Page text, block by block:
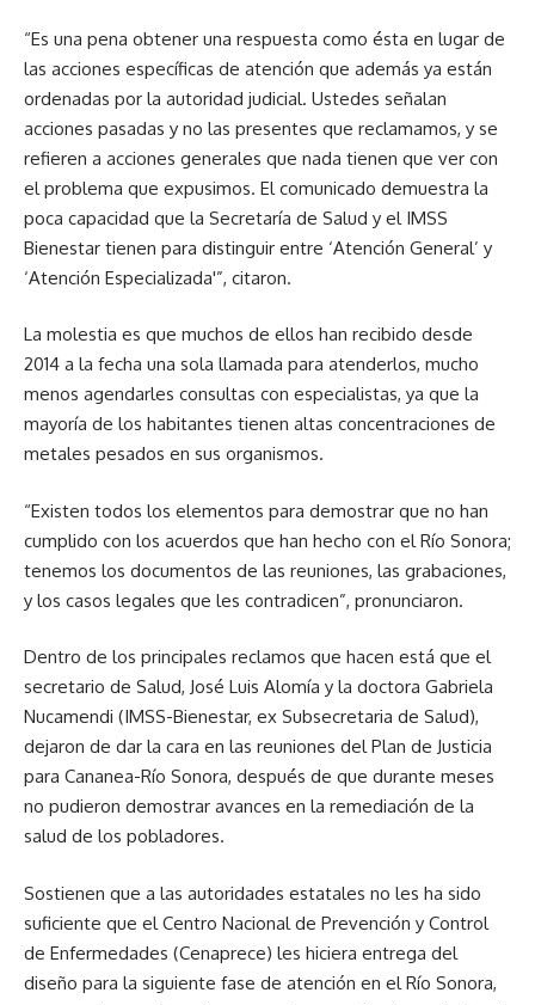
“Es una pena obtener una respuesta como ésta en lugar de
las acciones específicas de atención que además ya están
ordenadas por la autoridad judicial. Ustedes señalan
acciones pasadas y no las presentes que reclamamos, y se
refieren a acciones generales que nada tienen que ver con
el problema que expusimos. El comunicado demuestra la
poca capacidad que la Secretaría de Salud y el IMSS
Bienestar tienen para distinguir entre ‘Atención General’ y
‘Atención Especializada'”, citaron.
La molestia es que muchos de ellos han recibido desde
2014 a la fecha una sola llamada para atenderlos, mucho
menos agendarles consultas con especialistas, ya que la
mayoría de los habitantes tienen altas concentraciones de
metales pesados en sus organismos.
“Existen todos los elementos para demostrar que no han
cumplido con los acuerdos que han hecho con el Río Sonora;
tenemos los documentos de las reuniones, las grabaciones,
y los casos legales que les contradicen”, pronunciaron.
Dentro de los principales reclamos que hacen está que el
secretario de Salud, José Luis Alomía y la doctora Gabriela
Nucamendi (IMSS-Bienestar, ex Subsecretaria de Salud),
dejaron de dar la cara en las reuniones del Plan de Justicia
para Cananea-Río Sonora, después de que durante meses
no pudieron demostrar avances en la remediación de la
salud de los pobladores.
Sostienen que a las autoridades estatales no les ha sido
suficiente que el Centro Nacional de Prevención y Control
de Enfermedades (Cenaprece) les hiciera entrega del
diseño para la siguiente fase de atención en el Río Sonora,